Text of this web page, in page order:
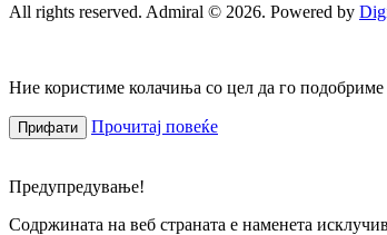
All rights reserved. Admiral © 2026. Powered by
Ние користиме колачиња со цел да го
Прифати Прочитај повеќе
Предупредување!
Содржината на веб страната е наменета